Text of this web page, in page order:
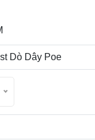
Dò Dây Poe